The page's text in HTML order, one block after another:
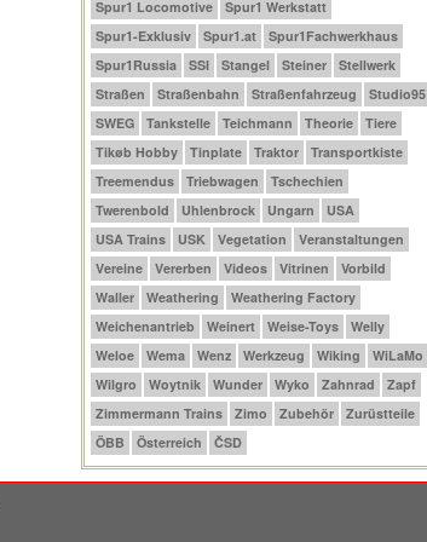
Spur1 Locomotive
Spur1 Werkstatt
Spur1-Exklusiv
Spur1.at
Spur1Fachwerkhaus
Spur1Russia
SSI Stangel Steiner
Stellwerk
Straßen
Straßenbahn Straßenfahrzeug
Studio95
SWEG
Tankstelle Teichmann Theorie
Tiere
Tikøb Hobby
Tinplate Traktor
Transportkiste
Treemendus
Triebwagen
Tschechien
Twerenbold
Uhlenbrock Ungarn
USA
USA Trains
USK Vegetation
Veranstaltungen
Vereine
Vererben Videos Vitrinen
Vorbild
Waller
Weathering
Weathering Factory
Weichenantrieb
Weinert Weise-Toys
Welly
Weloe
Wema Wenz Werkzeug Wiking
WiLaMo
Wilgro
Woytnik Wunder Wyko Zahnrad
Zapf
Zimmermann Trains
Zimo Zubehör
Zurüstteile
ÖBB
Österreich ČSD